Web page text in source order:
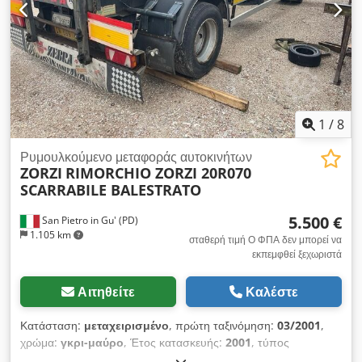
ηλεκτρικό σύστημα Πίσω στηρίγματα Σημεία πρόσδεσης κάθε
80 mm 4x Μπάρες ασφαλείας τροχών από αλουμίνιο Ύψος
φόρτωσης 580 mm Γωνία ανόδου 9° 2 Ράγες φόρτωσης
Εργαλειοθήκη Έγκριση για ταχύτητα 100 km/h Δυνατότητα
χρηματοδότησης κατόπιν αιτήματος!!
1 /8
San Pietro in Gu' (PD)
1.105 km
Ρυμουλκούμενο μεταφοράς αυτοκινήτων
ZORZI RIMORCHIO ZORZI 20R070
SCARRABILE BALESTRATO
5.500 €
σταθερή τιμή Ο ΦΠΑ δεν μπορεί να
εκπεμφθεί ξεχωριστά
Αιτηθείτε Καλέστε
Κατάσταση: μεταχειρισμένο, πρώτη ταξινόμηση: 03/2001,
χρώμα: γκρι-μαύρο, Έτος κατασκευής: 2001, τύπος